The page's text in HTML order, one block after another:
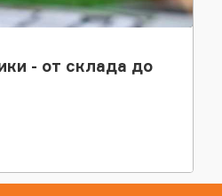
- от склада до